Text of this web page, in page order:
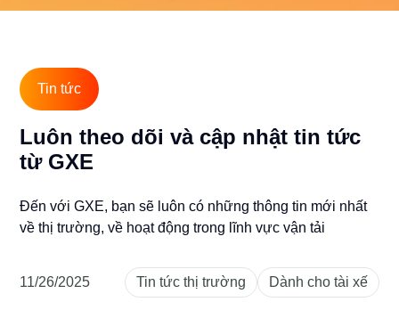
Tin tức
Luôn theo dõi và cập nhật tin tức
từ GXE
Đến với GXE, bạn sẽ luôn có những thông tin mới nhất
về thị trường, về hoạt động trong lĩnh vực vận tải
11/26/2025 Tin tức thị trường Dành cho tài xế